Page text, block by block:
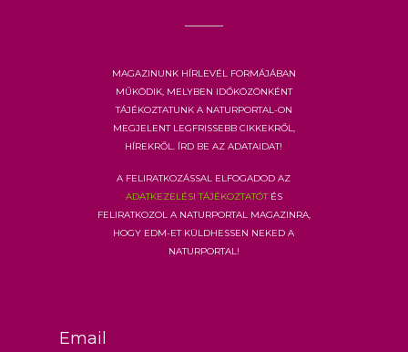
Magazinunk hírlevél formájában
működik, melyben időközönként
tájékoztatunk a Naturportal-on
megjelent legfrissebb cikkekről,
hírekről. Írd be az adataidat!
A feliratkozással elfogadod az
adatkezelési tájékoztatótés
feliratkozol a Naturportal Magazinra,
hogy EDM-et küldhessen neked a
Naturportal!
Email